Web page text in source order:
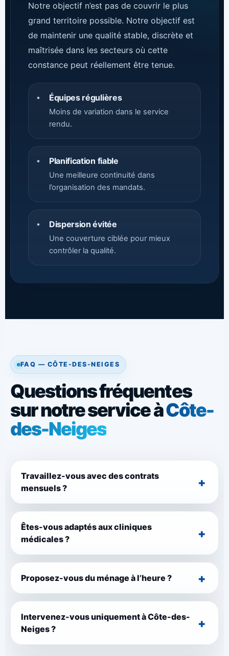
Notre objectif n’est pas de couvrir le plus
grand territoire possible. Notre objectif est
de maintenir une qualité stable, discrète et
maîtrisée dans les secteurs où cette
constance peut réellement être tenue.
• Équipes régulières
Moins de variation dans le service
rendu.
• Planification fiable
Une meilleure continuité dans
l’organisation des mandats.
• Dispersion évitée
Une couverture ciblée pour mieux
contrôler la qualité.
FAQ — CÔTE-DES-NEIGES
Questions fréquentes
sur notre service àCôte-
des-Neiges
Travaillez-vous avec des contrats
mensuels ?
Êtes-vous adaptés aux cliniques
médicales ?
Proposez-vous du ménage à l’heure ?
Intervenez-vous uniquement à Côte-des-
Neiges ?